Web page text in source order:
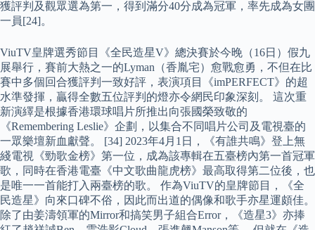
獲評判及觀眾選為第一，得到滿分40分成為冠軍，率先成為女團
一員[24]。
ViuTV皇牌選秀節目《全民造星V》總決賽於今晚（16日）假九
展舉行，賽前大熱之一的Lyman（香胤宅）愈戰愈勇，不但在比
賽中多個回合獲評判一致好評，表演項目《imPERFECT》的超
水準發揮，贏得全數五位評判的燈亦令網民印象深刻。 這次重
新演繹是根據香港環球唱片所推出向張國榮致敬的
《Remembering Leslie》企劃，以集合不同唱片公司及電視臺的
一眾樂壇新血獻聲。 [34] 2023年4月1日，《有誰共鳴》登上無
綫電視《勁歌金榜》第一位，成為該專輯在五臺榜內第一首冠軍
歌，同時在香港電臺《中文歌曲龍虎榜》最高取得第二位後，也
是唯一一首能打入兩臺榜的歌。 作為ViuTV的皇牌節目，《全
民造星》向來口碑不俗，因此而出道的偶像和歌手亦星運頗佳。
除了由姜濤領軍的Mirror和搞笑男子組合Error，《造星3》亦捧